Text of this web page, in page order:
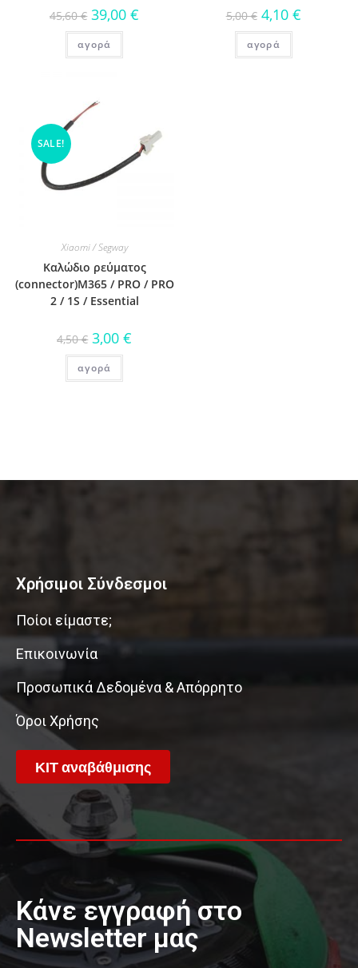
45,60€ 39,00€
αγορά
5,00€ 4,10 €
αγορά
SALE!
Xiaomi / Segway
Καλώδιο ρεύματος
(connector)M365 / PRO / PRO
2 / 1S / Essential
4,50€ 3,00€
αγορά
Χρήσιμοι Σύνδεσμοι
Ποίοι είμαστε;
Επικοινωνία
Προσωπικά Δεδομένα & Απόρρητο
Όροι Χρήσης
ΚΙΤ αναβάθμισης
Κάνε εγγραφή στο
Newsletter μας